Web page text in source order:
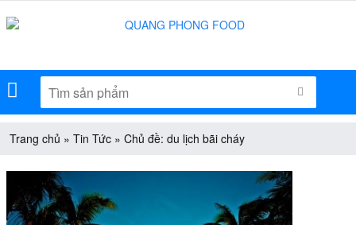
TÌM KIẾM
Trang chủ » Tin Tức» Chủ đề: du lịch bãi cháy